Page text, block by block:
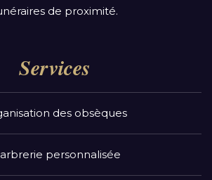
de proximité.
Services
des obsèques
personnalisée